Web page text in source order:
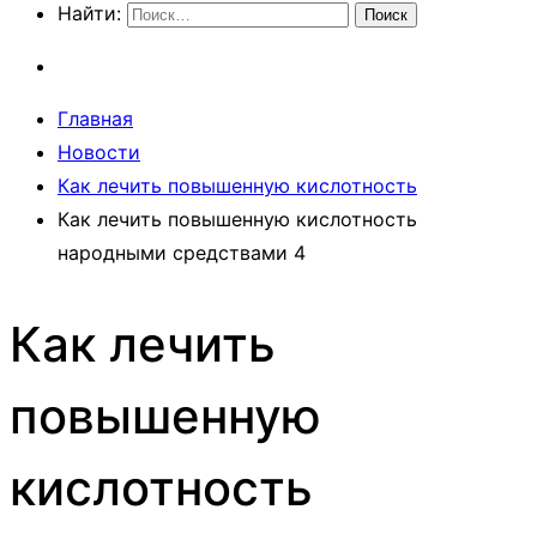
Найти:
Главная
Новости
Как лечить повышенную кислотность
Как лечить повышенную кислотность
народными средствами 4
Как лечить
повышенную
кислотность